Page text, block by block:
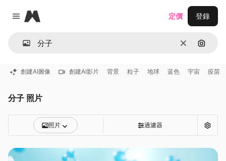
Close menu
Magnific
清除 通過圖
定價 登錄
創建AI圖像 創建AI影片 背景 粒子 地球 蓝色 宇宙 疫苗
分子 照片
照片 過濾器